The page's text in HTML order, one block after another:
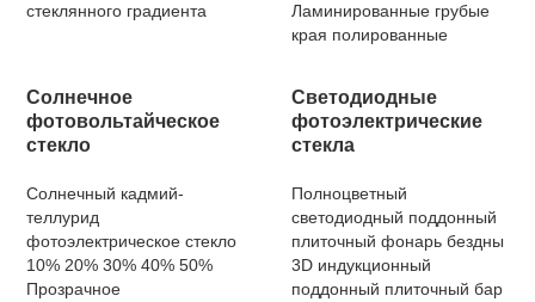
стеклянного градиента
Ламинированные грубые
края полированные
Солнечное
фотовольтайческое
стекло
Солнечный кадмий-
теллурид
фотоэлектрическое стекло
10% 20% 30% 40% 50%
Прозрачное
Светодиодные
фотоэлектрические
стекла
Полноцветный
светодиодный поддонный
плиточный фонарь бездны
3D индукционный
поддонный плиточный бар